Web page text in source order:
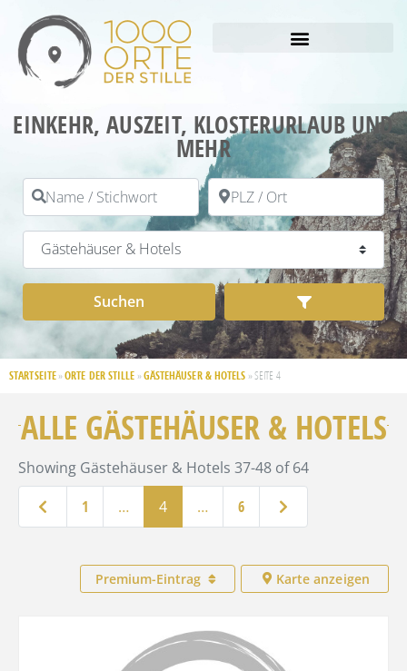
EINKEHR, AUSZEIT, KLOSTERURLAUB UND
MEHR
Name / Stichwort PLZ / Ort
Kategorie
Suchen Advanced
STARTSEITE » ORTE DER STILLE » GÄSTEHÄUSER & HOTELS » SEITE 4
ALLE GÄSTEHÄUSER & HOTELS
Showing Gästehäuser & Hotels 37-48 of 64
Neuere Beiträge
1 … 4 … 6 Ältere Beiträge
Premium-Eintrag Karte anzeigen